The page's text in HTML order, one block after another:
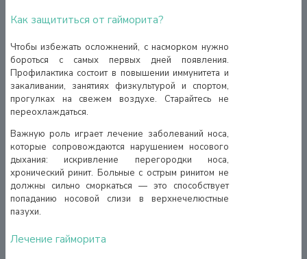
Как защититься от гайморита?
Чтобы избежать осложнений, с насморком нужно
бороться с самых первых дней появления.
Профилактика состоит в повышении иммунитета и
закаливании, занятиях физкультурой и спортом,
прогулках на свежем воздухе. Старайтесь не
переохлаждаться.
Важную роль играет лечение заболеваний носа,
которые сопровождаются нарушением носового
дыхания: искривление перегородки носа,
хронический ринит. Больные с острым ринитом не
должны сильно сморкаться — это способствует
попаданию носовой слизи в верхнечелюстные
пазухи.
Лечение гайморита